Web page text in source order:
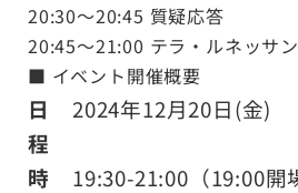
20:30～20:45 質疑応答
20:45～21:00 テラ・ルネッサ
■ イベント開催概要
日
程
2024年12月20日(金)
時 19:30-21:00（19:00開